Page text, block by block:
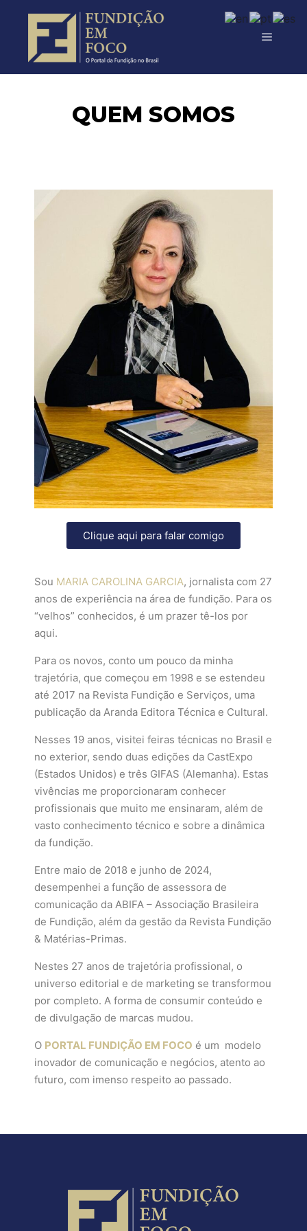
QUEM SOMOS
Clique aqui para falar comigo
Sou MARIA CAROLINA GARCIA, jornalista com 27
anos de experiência na área de fundição. Para os
“velhos” conhecidos, é um prazer tê-los por
aqui.
Para os novos, conto um pouco da minha
trajetória, que começou em 1998 e se estendeu
até 2017 na Revista Fundição e Serviços, uma
publicação da Aranda Editora Técnica e Cultural.
Nesses 19 anos, visitei feiras técnicas no Brasil e
no exterior, sendo duas edições da CastExpo
(Estados Unidos) e três GIFAS (Alemanha). Estas
vivências me proporcionaram conhecer
profissionais que muito me ensinaram, além de
vasto conhecimento técnico e sobre a dinâmica
da fundição.
Entre maio de 2018 e junho de 2024,
desempenhei a função de assessora de
comunicação da ABIFA – Associação Brasileira
de Fundição, além da gestão da Revista Fundição
& Matérias-Primas.
Nestes 27 anos de trajetória profissional, o
universo editorial e de marketing se transformou
por completo. A forma de consumir conteúdo e
de divulgação de marcas mudou.
O PORTAL FUNDIÇÃO EM FOCO é um modelo
inovador de comunicação e negócios, atento ao
futuro, com imenso respeito ao passado.